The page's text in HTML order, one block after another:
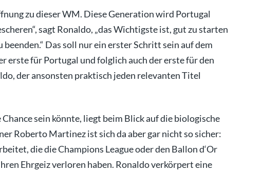
zu dieser WM. Diese Generation wird Portugal
sagt Ronaldo, „das Wichtigste ist, gut zu starten
beenden.“ Das soll nur ein erster Schritt sein auf dem
erste für Portugal und folglich auch der erste für den
der ansonsten praktisch jeden relevanten Titel
sein könnte, liegt beim Blick auf die biologische
Roberto Martinez ist sich da aber gar nicht so sicher:
die die Champions League oder den Ballon d‘Or
Ehrgeiz verloren haben. Ronaldo verkörpert eine